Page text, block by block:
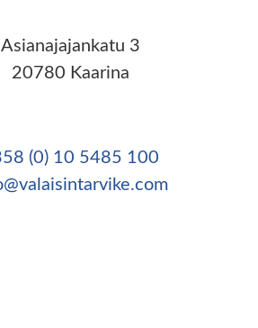
Asianajajankatu 3
20780 Kaarina
(0) 10 5485 100